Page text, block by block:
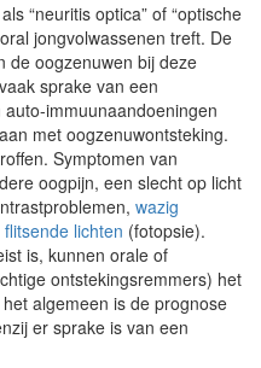
“neuritis optica” of “optische
jongvolwassenen treft. De
de oogzenuwen bij deze
sprake van een
immuunaandoeningen
met oogzenuwontsteking.
Symptomen van
oogpijn, een slecht op licht
wazig
flitsende lichten (fotopsie).
is, kunnen orale of
ontstekingsremmers) het
algemeen is de prognose
er sprake is van een